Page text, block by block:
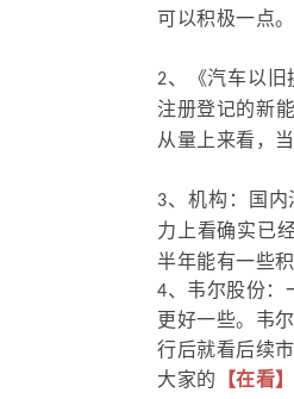
可以积极一点。
2、《汽车以旧
注册登记的新
从量上来看，
3、机构：国
力上看确实已
半年能有一些
4、韦尔股份：
更好一些。韦
行后就看后续
大家的
【在看】